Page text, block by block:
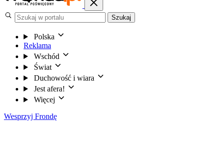
Szukaj
Polska
Reklama
Wschód
Świat
Duchowość i wiara
Jest afera!
Więcej
Wesprzyj Frondę